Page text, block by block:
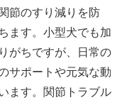
節のすり減りを防
ます。小型犬でも加
がちですが、日常の
サポートや元気な動
ます。関節トラブル